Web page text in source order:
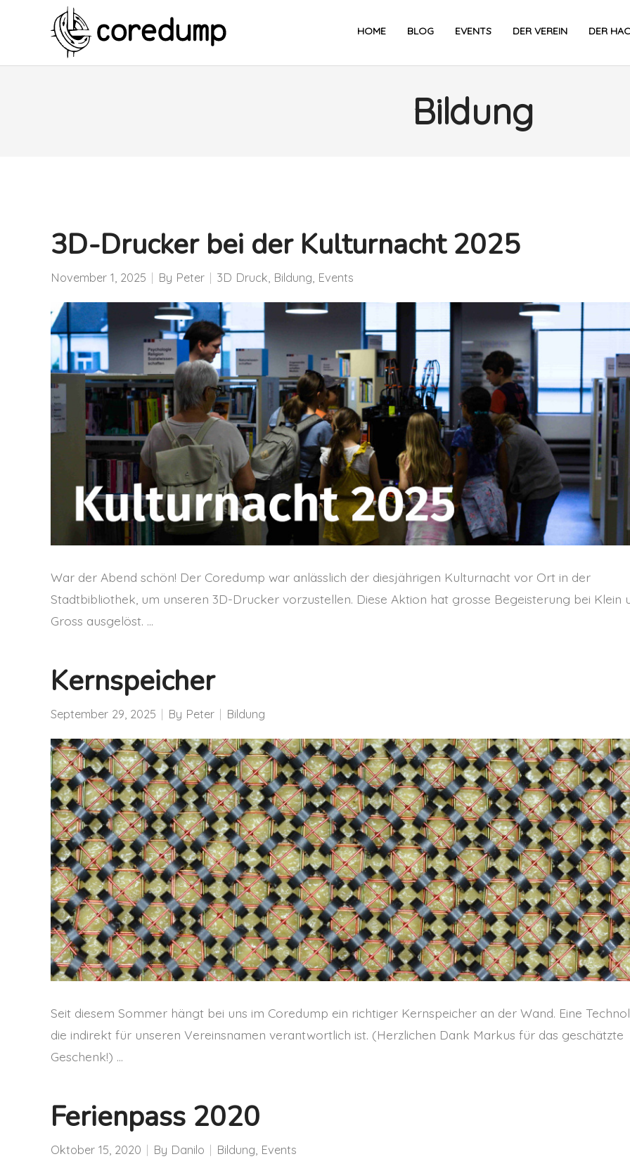
HOME BLOG EVENTS DER VEREIN DER
Bildung
3D-Drucker bei der Kulturnacht 2025
November 1, 2025 By Peter 3D Druck Bildung Events
War der Abend schön! Der Coredump war anlässlich der diesjährigen Kulturnacht vor Ort in der
Stadtbibliothek, um unseren 3D-Drucker vorzustellen. Diese Aktion hat grosse Begeisterung bei Klein
Gross ausgelöst. …
Kernspeicher
September 29, 2025 By Peter Bildung
Seit diesem Sommer hängt bei uns im Coredump ein richtiger Kernspeicher an der Wand. Eine
die indirekt für unseren Vereinsnamen verantwortlich ist. (Herzlichen Dank Markus für das geschätzte
Geschenk!) …
Ferienpass 2020
Oktober 15, 2020 By Danilo Bildung Events